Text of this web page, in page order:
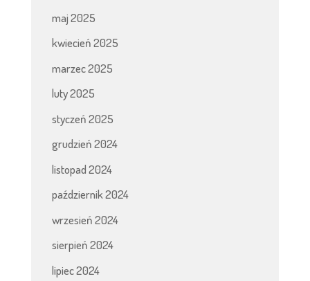
maj 2025
kwiecień 2025
marzec 2025
luty 2025
styczeń 2025
grudzień 2024
listopad 2024
październik 2024
wrzesień 2024
sierpień 2024
lipiec 2024